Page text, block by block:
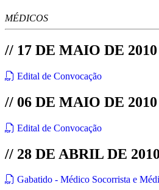
MÉDICOS
// 17 DE MAIO DE 2010
Edital de Convocação
// 06 DE MAIO DE 2010
Edital de Convocação
// 28 DE ABRIL DE 2010
Gabatido - Médico Socorrista e